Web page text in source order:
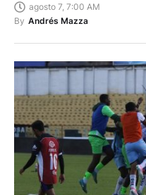
agosto 7, 7:00 AM
By Andrés Mazza